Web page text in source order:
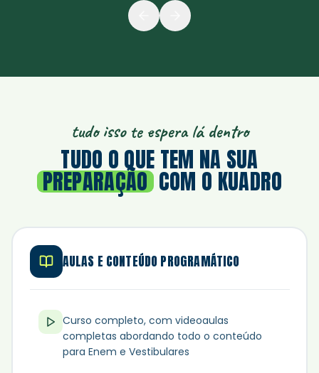
tudo isso te espera lá dentro
TUDO O QUE TEM NA SUA
PREPARAÇÃO COM O KUADRO
AULAS E CONTEÚDO PROGRAMÁTICO
Curso completo, com videoaulas
completas abordando todo o conteúdo
para Enem e Vestibulares